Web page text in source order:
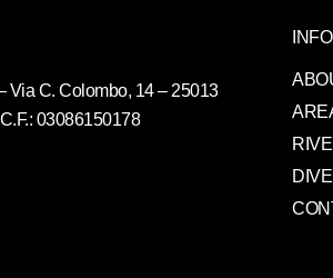
Via C. Colombo, 14 – 25013
03086150178
INFO